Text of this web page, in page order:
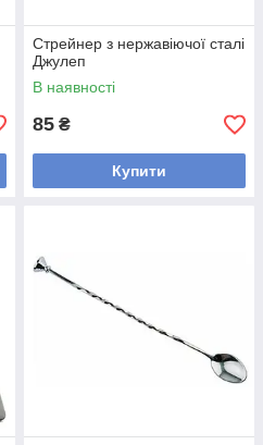
Стрейнер з нержавіючої сталі
Джулеп
В наявності
85 ₴
Купити